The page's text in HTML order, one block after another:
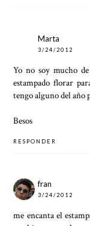
Marta
3/24/2012
Yo no soy mucho
estampado florar
tengo alguno del año
Besos
RESPONDER
fran
3/24/2012
me encanta el